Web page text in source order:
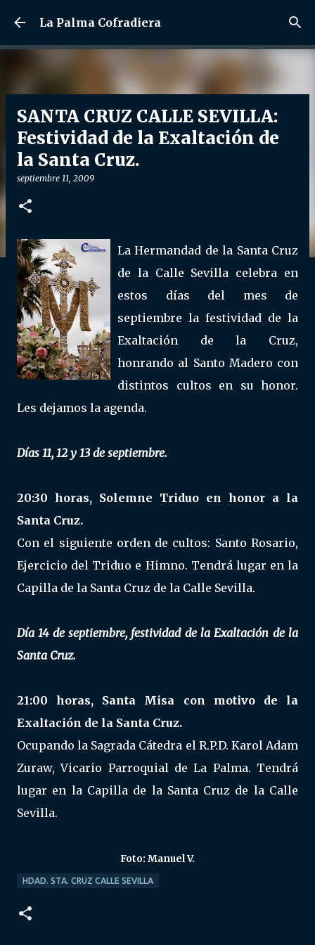
Ir al contenido principal
La Palma Cofradiera
SANTA CRUZ CALLE SEVILLA:
Festividad de la Exaltación de
la Santa Cruz.
septiembre 11, 2009
La Hermandad de la Santa Cruz
de la Calle Sevilla celebra en
estos días del mes de
septiembre la festividad de la
Exaltación de la Cruz,
honrando al Santo Madero con
distintos cultos en su honor.
Les dejamos la agenda.
Días 11, 12 y 13 de septiembre.
20:30 horas, Solemne Triduo en honor a la
Santa Cruz.
Con el siguiente orden de cultos: Santo Rosario,
Ejercicio del Triduo e Himno. Tendrá lugar en la
Capilla de la Santa Cruz de la Calle Sevilla.
Día 14 de septiembre, festividad de la Exaltación de la
Santa Cruz.
21:00 horas, Santa Misa con motivo de la
Exaltación de la Santa Cruz.
Ocupando la Sagrada Cátedra el R.P.D. Karol Adam
Zuraw, Vicario Parroquial de La Palma. Tendrá
lugar en la Capilla de la Santa Cruz de la Calle
Sevilla.
Foto: Manuel V.
HDAD. STA. CRUZ CALLE SEVILLA